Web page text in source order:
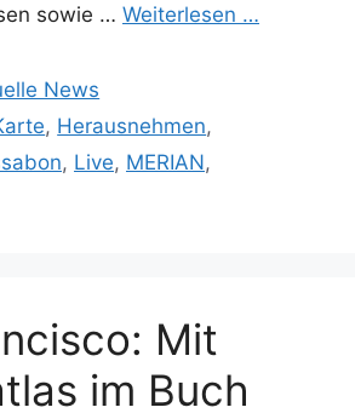
sowie … Weiterlesen …
News
, Herausnehmen,
, Live, MERIAN,
Mit
im Buch